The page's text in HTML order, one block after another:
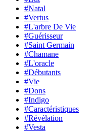
#Natal
#Vertus
#L'arbre De Vie
#Guérisseur
#Saint Germain
#Chamane
#L'oracle
#Débutants
#Vie
#Dons
#Indigo
#Caractéristiques
#Révélation
#Vesta